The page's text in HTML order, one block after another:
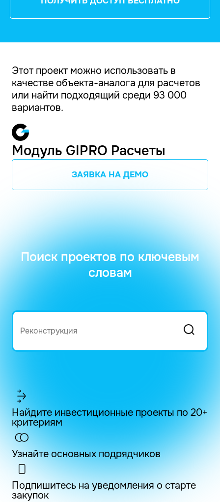
Этот проект можно использовать в
качестве объекта-аналога для расчетов
или найти подходящий среди 93 000
вариантов.
Модуль GIPRO Расчеты
ЗАЯВКА НА ДЕМО
Поиск проектов по ключевым
словам
Найдите инвестиционные проекты по 20+
критериям
Узнайте основных подрядчиков
Подпишитесь на уведомления о старте
закупок